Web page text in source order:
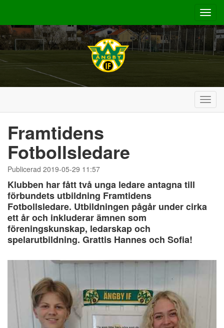
Framtidens
Fotbollsledare
Publicerad 2019-05-29 11:57
Klubben har fått två unga ledare antagna till
förbundets utbildning Framtidens
Fotbollsledare. Utbildningen pågår under cirka
ett år och inkluderar ämnen som
föreningskunskap, ledarskap och
spelarutbildning. Grattis Hannes och Sofia!